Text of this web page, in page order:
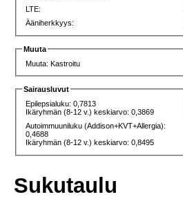
LTE:
Ääniherkkyys:
Muuta
Muuta: Kastroitu
Sairausluvut
Epilepsialuku: 0,7813
Ikäryhmän (8-12 v.) keskiarvo: 0,3869
Autoimmuuniluku (Addison+KVT+Allergia):
0,4688
Ikäryhmän (8-12 v.) keskiarvo: 0,8495
Sukutaulu